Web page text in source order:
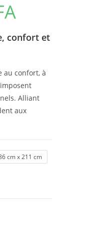
confort et
au confort, à
Alliant
aux
cm x 211 cm